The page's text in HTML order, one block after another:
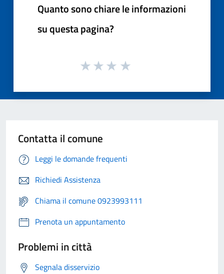
Quanto sono chiare le informazioni
su questa pagina?
Contatta il comune
Leggi le domande frequenti
Richiedi Assistenza
Chiama il comune 0923993111
Prenota un appuntamento
Problemi in città
Segnala disservizio